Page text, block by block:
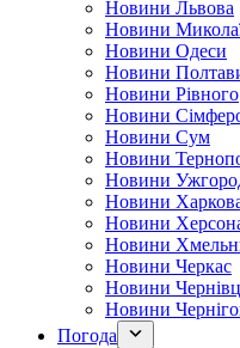
Новини Львова
Новини
Новини Одеси
Новини
Новини Рівного
Новини
Новини Сум
Новини
Новини
Новини
Новини
Новини
Новини Черкас
Новини
Новини
Погода